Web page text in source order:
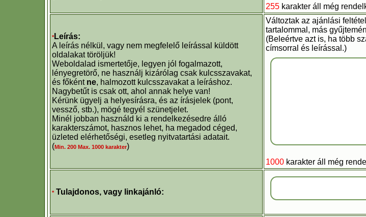
255 karakter áll még
* Leírás:
A leírás nélkül, vagy nem megfelelő leírással küldött
oldalakat töröljük!
Weboldalad ismertetője, legyen jól fogalmazott,
lényegretörő, ne használj kizárólag csak kulcsszavakat,
és főként ne, halmozott kulcsszavakat a leíráshoz.
Nagybetűt is csak ott, ahol annak helye van!
Kérünk ügyelj a helyesírásra, és az írásjelek (pont,
vessző, stb.), mögé tegyél szünetjelet.
Minél jobban használd ki a rendelkezésedre álló
karakterszámot, hasznos lehet, ha megadod céged,
üzleted elérhetőségi, esetleg nyitvatartási adatait.
(Min. 200 Max. 1000 karakter)
Változtak az ajánlási
tartalommal, más
(Beleértve azt is, ha több
címsorral és leírással.)
1000 karakter áll még
* Tulajdonos, vagy linkajánló: